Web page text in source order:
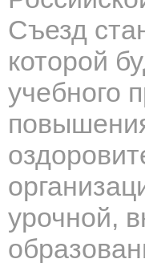
Съезд
которой
учебного
урочной,